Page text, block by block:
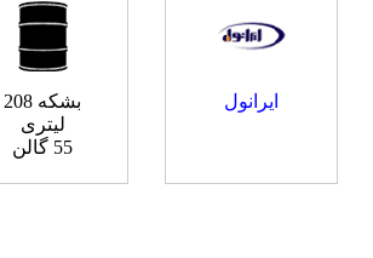
ایرانول
بشکه 208
لیتری
55 گالن